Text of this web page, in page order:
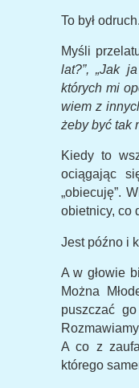
To był
Myśli
lat?”, „Jak
których mi
wiem z
żeby być tak
Kiedy to
ociągając
„obiecuję”.
obietnicy, co
Jest późno i
A w głowie
Można
puszczać
A co z
którego